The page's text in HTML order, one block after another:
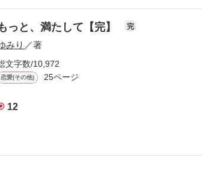
うぞ…
っと、満たして【完】 完
みり ／著
文字数/10,972
恋愛(その他) 25ページ
12